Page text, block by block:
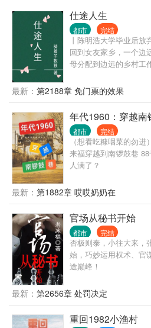
仕途人生
都市 完结
丨陈明浩大学毕业后
回到女友家乡，一个边
母分配到边远的乡村工
在背景的支持和自己的
途高歌，做到了封疆大
的“当官不为民做主，不
最新： 第2188章 免门票的效果
年代1960：穿越南
都市 完结
（想看吃糠咽菜的勿
来福穿越到南锣鼓巷
人满了？
最新： 第1882章 哎哎奶奶在
官场从秘书开始
都市 完结
否极则泰，小往大来，
始，巧妙运用权术、官
途巅峰！
最新： 第2656章 处罚决定
重回1982小渔村